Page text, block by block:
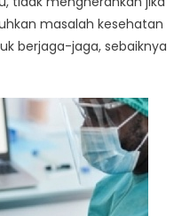
masalah kesehatan
berjaga-jaga, sebaiknya